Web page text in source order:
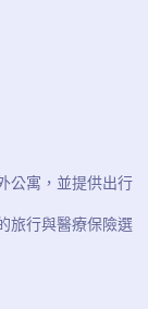
公寓，並提供出行
旅行與醫療保險選